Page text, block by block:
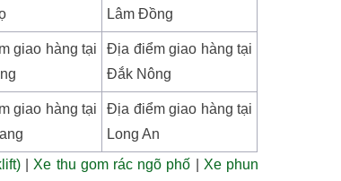
Lâm Đồng
giao hàng tại
Địa điểm giao hàng tại
Đắk Nông
giao hàng tại
Địa điểm giao hàng tại
Long An
Xe thu gom rác ngõ phố
Xe phun